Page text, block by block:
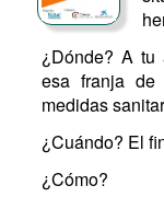
¿Dónde? A tu
esa franja de
medidas
¿Cuándo? El
¿Cómo?